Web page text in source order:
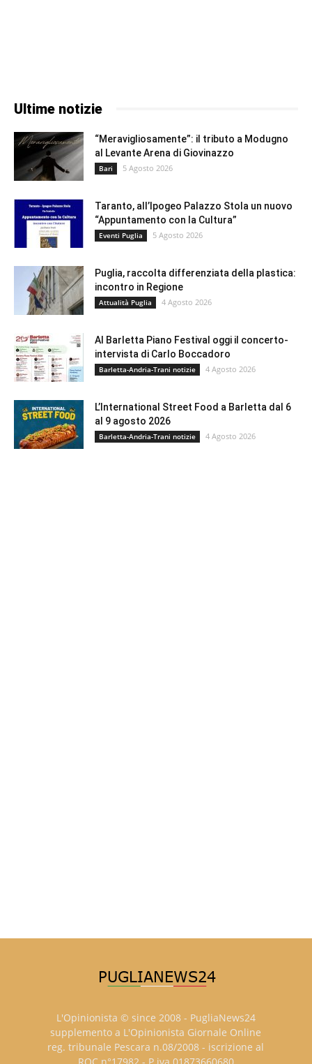
Ultime notizie
“Meravigliosamente”: il tributo a Modugno
al Levante Arena di Giovinazzo
Bari 5 Agosto 2026
Taranto, all’Ipogeo Palazzo Stola un nuovo
“Appuntamento con la Cultura”
Eventi Puglia 5 Agosto 2026
Puglia, raccolta differenziata della plastica:
incontro in Regione
Attualità Puglia 4 Agosto 2026
Al Barletta Piano Festival oggi il concerto-
intervista di Carlo Boccadoro
Barletta-Andria-Trani notizie 4 Agosto 2026
L’International Street Food a Barletta dal 6
al 9 agosto 2026
Barletta-Andria-Trani notizie 4 Agosto 2026
L'Opinionista © since 2008 - PugliaNews24
supplemento a L'Opinionista Giornale Online
reg. tribunale Pescara n.08/2008 - iscrizione al